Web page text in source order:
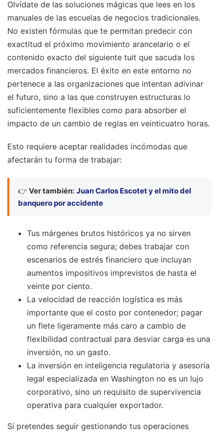
Olvídate de las soluciones mágicas que lees en los
manuales de las escuelas de negocios tradicionales.
No existen fórmulas que te permitan predecir con
exactitud el próximo movimiento arancelario o el
contenido exacto del siguiente tuit que sacuda los
mercados financieros. El éxito en este entorno no
pertenece a las organizaciones que intentan adivinar
el futuro, sino a las que construyen estructuras lo
suficientemente flexibles como para absorber el
impacto de un cambio de reglas en veinticuatro horas.
Esto requiere aceptar realidades incómodas que
afectarán tu forma de trabajar:
👉 Ver también: Juan Carlos Escotet y el mito del
banquero por accidente
Tus márgenes brutos históricos ya no sirven
como referencia segura; debes trabajar con
escenarios de estrés financiero que incluyan
aumentos impositivos imprevistos de hasta el
veinte por ciento.
La velocidad de reacción logística es más
importante que el costo por contenedor; pagar
un flete ligeramente más caro a cambio de
flexibilidad contractual para desviar carga es una
inversión, no un gasto.
La inversión en inteligencia regulatoria y asesoría
legal especializada en Washington no es un lujo
corporativo, sino un requisito de supervivencia
operativa para cualquier exportador.
Si pretendes seguir gestionando tus operaciones